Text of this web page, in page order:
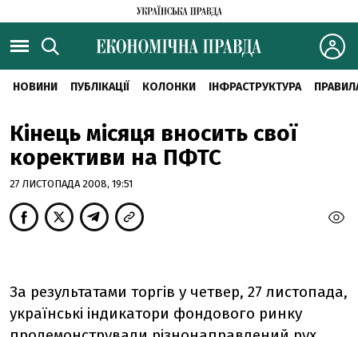
НОВИНИ ПУБЛІКАЦІЇ КОЛОНКИ ІНФРАСТРУКТУРА
Кінець місяця вносить свої
корективи на ПФТС
27 ЛИСТОПАДА 2008, 19:51
За результатами торгів у четвер, 27 листопада,
українські індикатори фондового ринку